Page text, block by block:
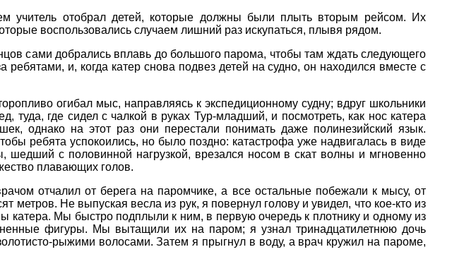
учитель отобрал детей, которые должны были плыть вторым рейсом. Их
воспользовались случаем лишний раз искупаться, плывя рядом.
сами добрались вплавь до большого парома, чтобы там ждать следующего
и, когда катер снова подвез детей на судно, он находился вместе с
огибал мыс, направляясь к экспедиционному судну; вдруг школьники
туда, где сидел с чалкой в руках Тур-младший, и посмотреть, как нос катера
однако на этот раз они перестали понимать даже полинезийский язык.
ребята успокоились, но было поздно: катастрофа уже надвигалась в виде
шедший с половинной нагрузкой, врезался носом в скат волны и мгновенно
плавающих голов.
отчалил от берега на паромчике, а все остальные побежали к мысу, от
метров. Не выпуская весла из рук, я повернул голову и увидел, что кое-кто из
катера. Мы быстро подплыли к ним, в первую очередь к плотнику и одному из
фигуры. Мы вытащили их на паром; я узнал тринадцатилетнюю дочь
рыжими волосами. Затем я прыгнул в воду, а врач кружил на пароме,